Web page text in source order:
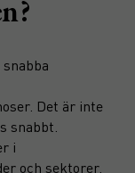
Det är inte
snabbt.
i
och sektorer.